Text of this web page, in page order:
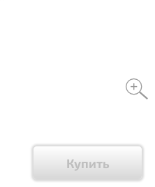
Купить